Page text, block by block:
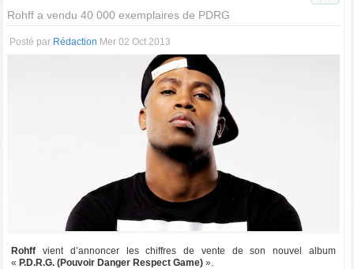
Rohff a vendu 40 000 exemplaires de PDRG
Posté par Rédaction Mer 02 Oct 2013
Rohff vient d’annoncer les chiffres de vente de son nouvel album
« P.D.R.G. (Pouvoir Danger Respect Game)».